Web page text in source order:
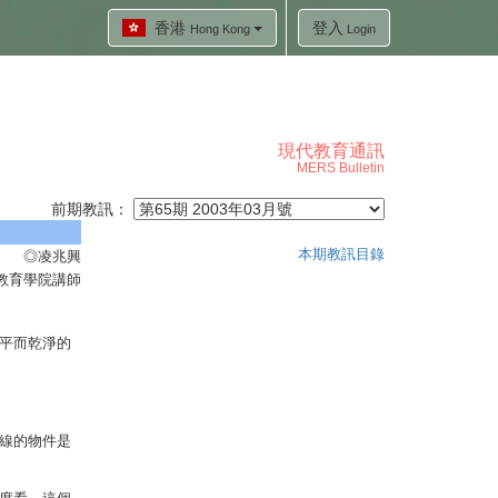
香港 Hong Kong 登入 Login
現代教育通訊
MERS Bulletin
前期教訊：
◎凌兆興
育學院講師
而乾淨的
的物件是
本期教訊目錄